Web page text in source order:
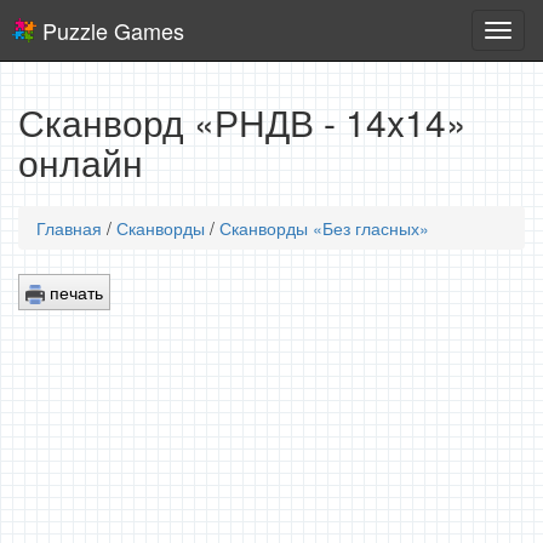
игры
Puzzle Games
Сканворд «РНДВ - 14x14»
онлайн
Главная / Сканворды / Сканворды «Без гласных»
печать